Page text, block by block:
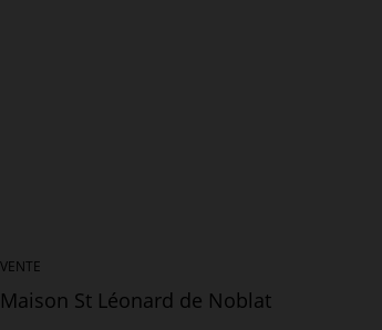
VENTE
Maison St Léonard de Noblat